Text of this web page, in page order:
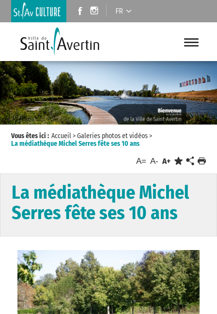
FR
Vous êtes ici : Accueil>Galeries photos et vidéos>
La médiathèque Michel Serres fête ses 10 ans
A= A- A+
La médiathèque Michel
Serres fête ses 10 ans